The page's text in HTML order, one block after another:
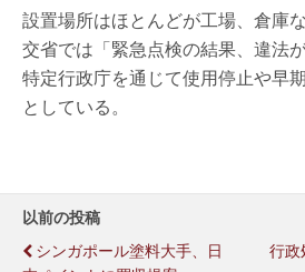
設置場所はほとんどが工場、倉庫
交省では「緊急点検の結果、違法
特定行政庁を通じて使用停止や早
としている。
以前の投稿
シンガポール塗料大手、日
行